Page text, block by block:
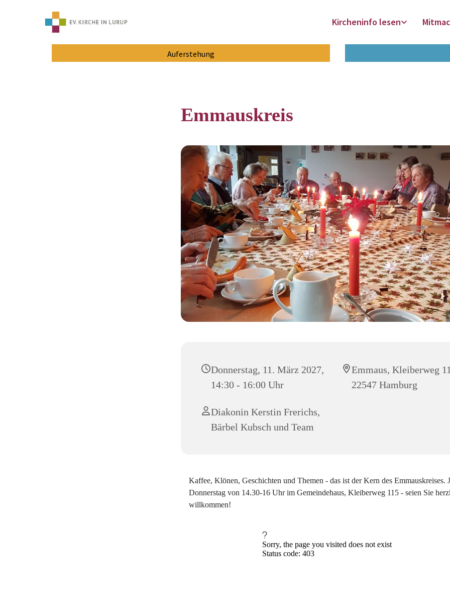
Kircheninfo lesen
Auferstehung
Emmauskreis
Donnerstag, 11. März 2027,
14:30 - 16:00 Uhr
Emmaus, Kleiberweg
22547 Hamburg
Diakonin Kerstin Frerichs,
Bärbel Kubsch und Team
Kaffee, Klönen, Geschichten und Themen - das ist der Kern des Emmauskreises.
Donnerstag von 14.30-16 Uhr im Gemeindehaus, Kleiberweg 115 - seien Sie
willkommen!